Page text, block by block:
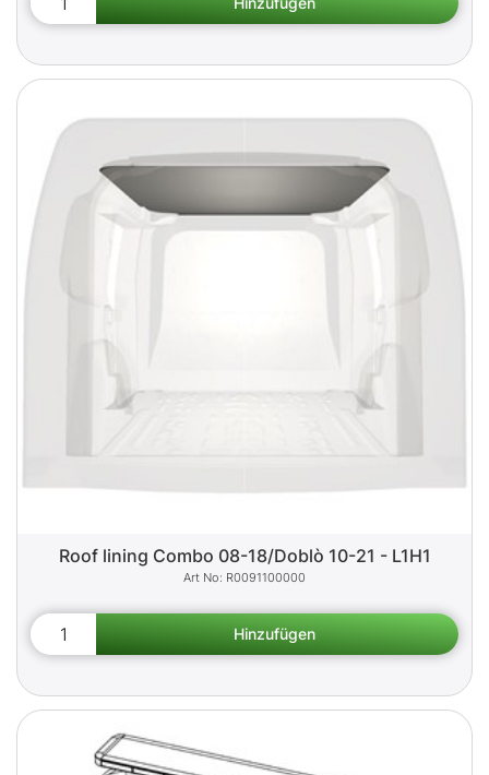
Roof lining Combo 08-18/Doblò 10-21 - L1H1
R0091100000